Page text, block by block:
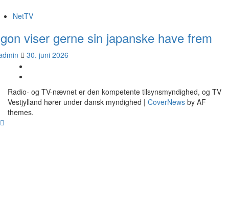
NetTV
viser gerne sin japanske have frem
30. juni 2026
Radio- og TV-nævnet er den kompetente tilsynsmyndighed, og TV
Vestjylland hører under dansk myndighed | CoverNews by AF
themes.